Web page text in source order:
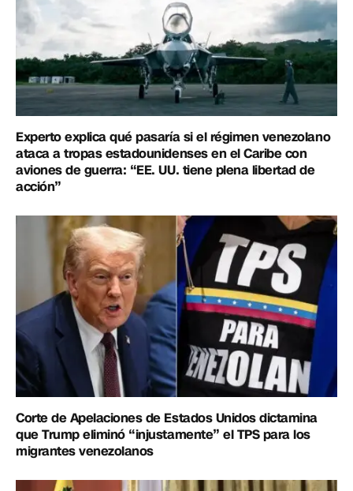
Experto explica qué pasaría si el régimen venezolano
ataca a tropas estadounidenses en el Caribe con
aviones de guerra: “EE. UU. tiene plena libertad de
acción”
Corte de Apelaciones de Estados Unidos dictamina
que Trump eliminó “injustamente” el TPS para los
migrantes venezolanos